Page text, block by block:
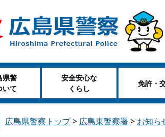
県警
いて
安全安心な
くらし
免許・
広島県警察トップ> 広島東警察署> お知ら